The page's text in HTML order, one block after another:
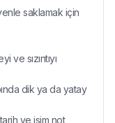
saklamak için
ve sızıntıyı
dik ya da yatay
ve isim not